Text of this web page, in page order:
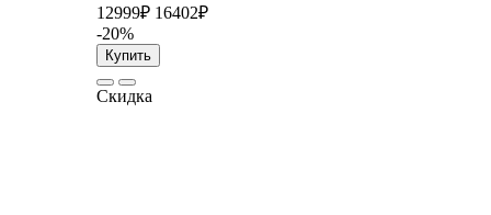
12999₽ 16402₽
-20%
Купить
Скидка